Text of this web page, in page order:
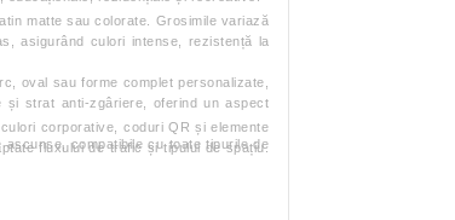
matte sau colorate. Grosimile variază
asigurând culori intense, rezistență la
oval sau forme complet personalizate,
și strat anti-zgâriere, oferind un aspect
compatibile cu toate tipurile de
corporative, coduri QR și elemente
fluxului de trafic și tipului de spațiu.